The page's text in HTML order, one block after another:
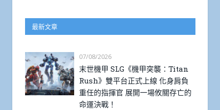
最新文章
07/08/2026
末世機甲 SLG《機甲突襲：Titan
Rush》雙平台正式上線 化身肩負
重任的指揮官 展開一場攸關存亡的
命運決戰！